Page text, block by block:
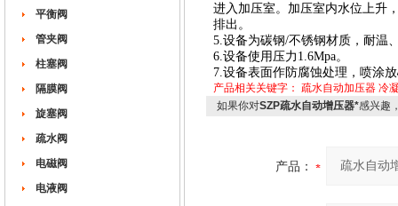
平衡阀
管夹阀
柱塞阀
隔膜阀
旋塞阀
疏水阀
电磁阀
电液阀
进入加压室。加压室内水位上升
排出。
5.设备为碳钢/不锈钢材质，耐温
6.设备使用压力1.6Mpa。
7.设备表面作防腐蚀处理，喷涂
产品相关关键字： 疏水自动加压器 冷
如果你对SZP疏水自动增压器*感兴趣
产品：